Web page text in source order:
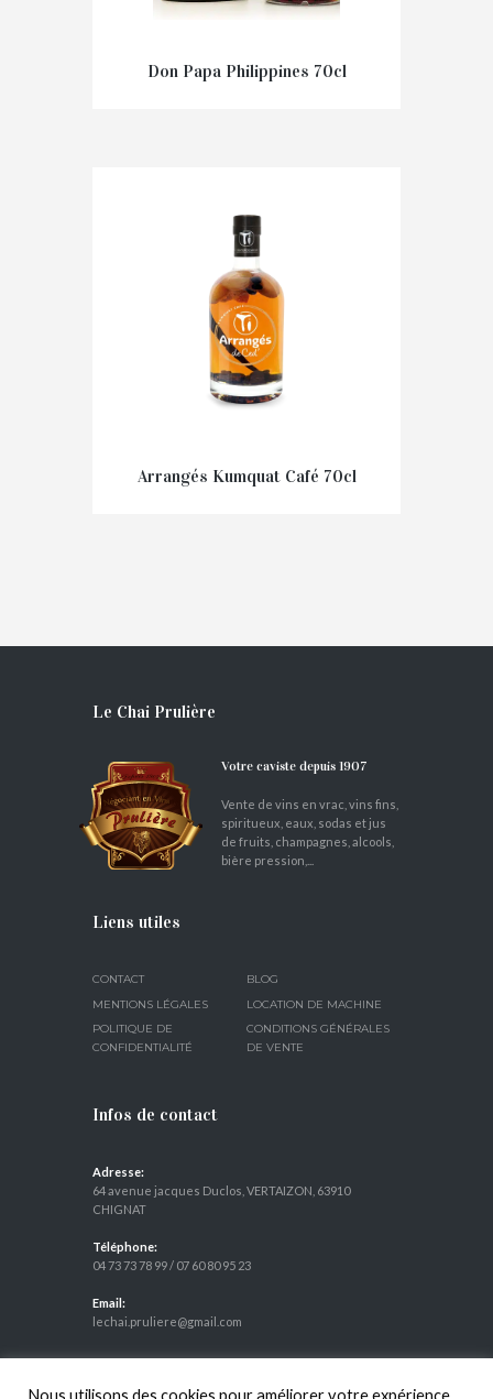
Don Papa Philippines 70cl
Arrangés Kumquat Café 70cl
Le Chai Prulière
Votre caviste depuis 1907
Vente de vins en vrac, vins fins,
spiritueux, eaux, sodas et jus
de fruits, champagnes, alcools,
bière pression,...
Liens utiles
CONTACT
BLOG
MENTIONS LÉGALES
LOCATION DE MACHINE
POLITIQUE DE
CONFIDENTIALITÉ
CONDITIONS GÉNÉRALES
DE VENTE
Infos de contact
Adresse:
64 avenue jacques Duclos, VERTAIZON, 63910
CHIGNAT
Téléphone:
04 73 73 78 99/ 07 60 80 95 23
Email:
lechai.pruliere@gmail.com
Nous utilisons des cookies pour améliorer votre expérience